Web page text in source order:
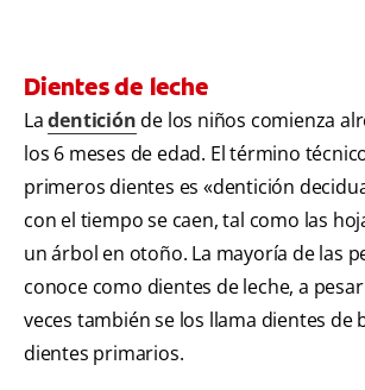
Dientes de leche
Ladenticiónde los niños comienza
los 6 meses de edad. El término
primeros dientes es «dentición
con el tiempo se caen, tal como las
un árbol en otoño. La mayoría de las
conoce como dientes de leche, a
veces también se los llama dientes de
dientes primarios.